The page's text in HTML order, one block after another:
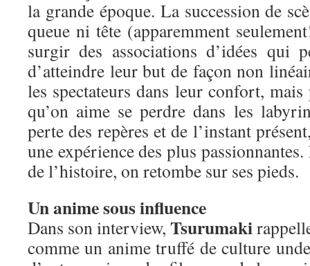
la grande époque. La succession de
queue ni tête (apparemment
surgir des associations d’idées qui
d’atteindre leur but de façon non
les spectateurs dans leur confort,
qu’on aime se perdre dans les
perte des repères et de l’instant
une expérience des plus
de l’histoire, on retombe sur ses pieds.
Un anime sous influence
Dans son interview,Tsurumaki
comme un anime truffé de culture